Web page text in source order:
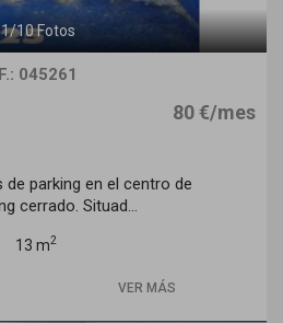
1/10Fotos
045261
80 €/mes
parking en el centro de
cerrado. Situad...
13 m2
VER MÁS